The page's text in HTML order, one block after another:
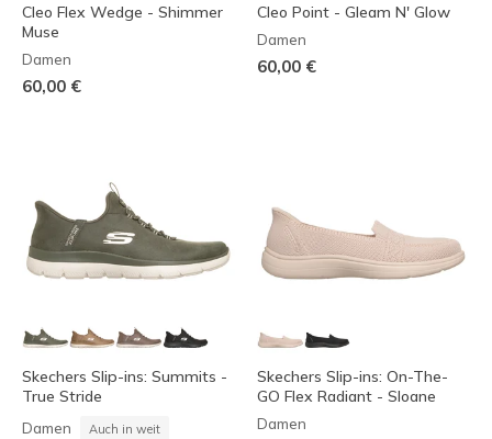
Cleo Flex Wedge - Shimmer
Muse
Damen
60,00 €
Cleo Point - Gleam N' Glow
Damen
60,00 €
Skechers Slip-ins: Summits -
True Stride
Damen Auch in weit
Skechers Slip-ins: On-The-
GO Flex Radiant - Sloane
Damen